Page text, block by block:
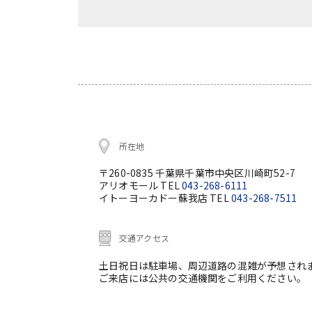
所在地
〒260-0835 千葉県千葉市中央区川崎町52-7
アリオモール TEL043-268-6111
イトーヨーカドー蘇我店 TEL043-268-7511
交通アクセス
土日祝日は駐車場、周辺道路の混雑が予想され
ご来店には公共の交通機関をご利用ください。